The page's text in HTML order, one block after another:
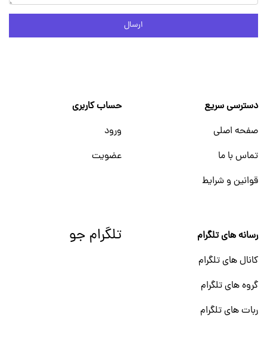
ارسال
دسترسی سریع
صفحه اصلی
تماس با ما
قوانین و شرایط
حساب کاربری
ورود
عضویت
رسانه های تلگرام
کانال های تلگرام
گروه های تلگرام
ربات های تلگرام
تلگرام جو